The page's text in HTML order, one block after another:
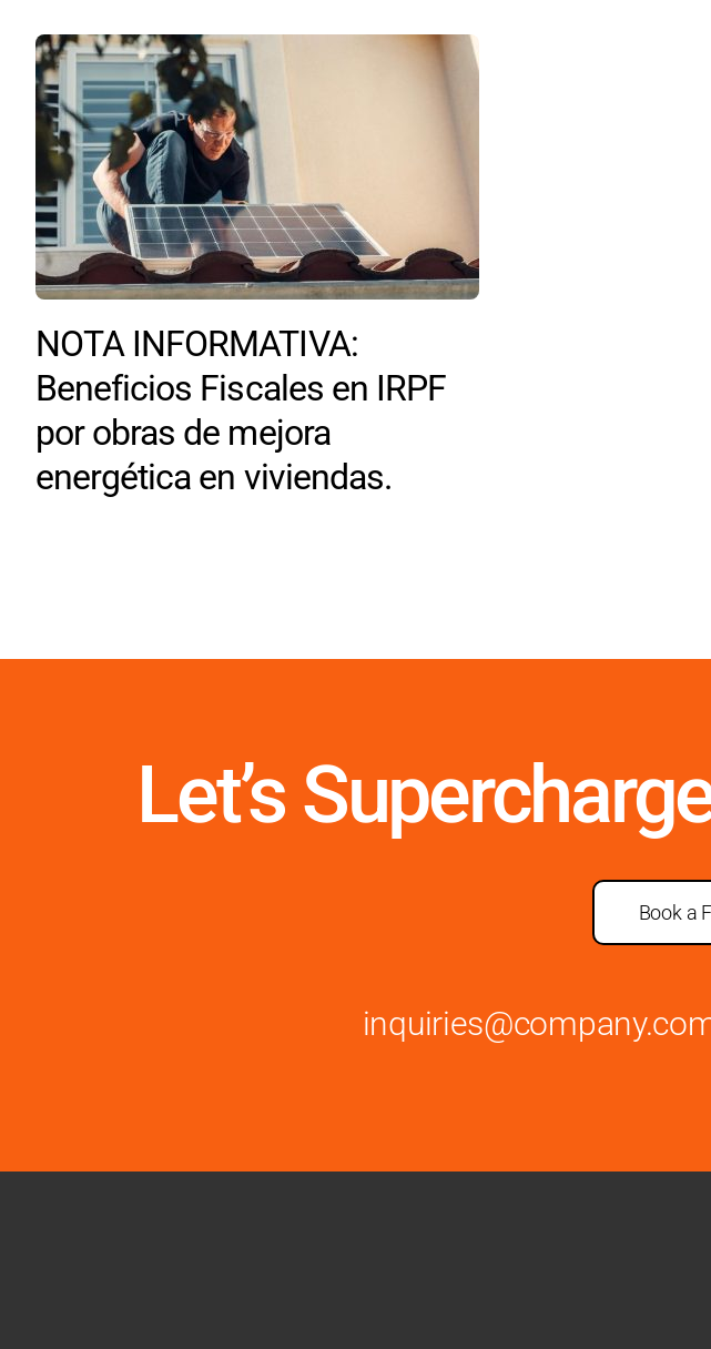
NOTA INFORMATIVA:
Beneficios Fiscales en IRPF
por obras de mejora
energética en viviendas.
Let’s
Book a